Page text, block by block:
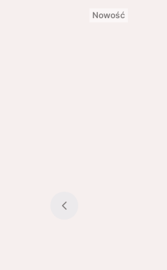
Nowość